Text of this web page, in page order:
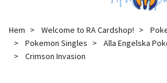
Hem Welcome to RA Cardshop!
Pokemon Singles
Alla Engelska
Crimson Invasion